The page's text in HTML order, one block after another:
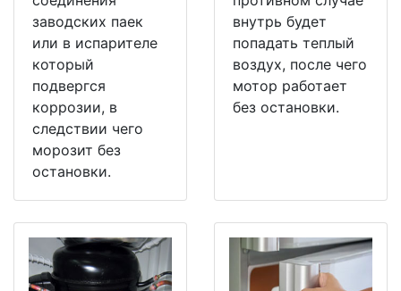
заводских паек
или в испарителе
который
подвергся
коррозии, в
следствии чего
морозит без
остановки.
внутрь будет
попадать теплый
воздух, после чего
мотор работает
без остановки.